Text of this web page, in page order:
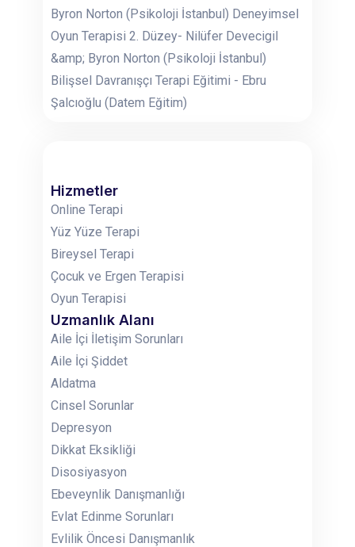
Byron Norton (Psikoloji İstanbul) Deneyimsel
Oyun Terapisi 2. Düzey- Nilüfer Devecigil
&amp; Byron Norton (Psikoloji İstanbul)
Bilişsel Davranışçı Terapi Eğitimi - Ebru
Şalcıoğlu (Datem Eğitim)
Hizmetler
Online Terapi
Yüz Yüze Terapi
Bireysel Terapi
Çocuk ve Ergen Terapisi
Oyun Terapisi
Uzmanlık Alanı
Aile İçi İletişim Sorunları
Aile İçi Şiddet
Aldatma
Cinsel Sorunlar
Depresyon
Dikkat Eksikliği
Disosiyasyon
Ebeveynlik Danışmanlığı
Evlat Edinme Sorunları
Evlilik Öncesi Danışmanlık